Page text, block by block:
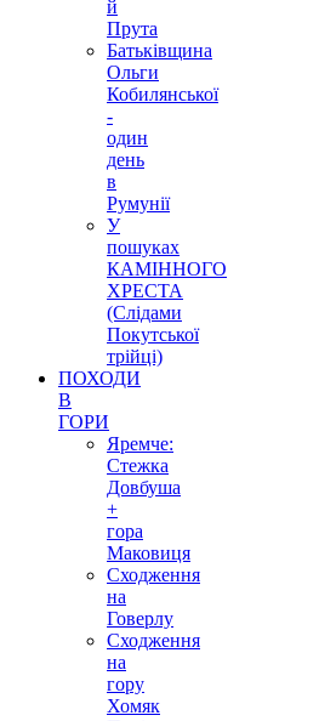
й
Прута
Батьківщина
Ольги
Кобилянської
-
один
день
в
Румунії
У
пошуках
КАМІННОГО
ХРЕСТА
(Слідами
Покутської
трійці)
ПОХОДИ
В
ГОРИ
Яремче:
Стежка
Довбуша
+
гора
Маковиця
Сходження
на
Говерлу
Сходження
на
гору
Хомяк